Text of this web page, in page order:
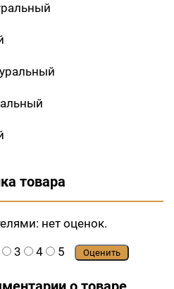
товара
нет оценок.
3 4 5 Оценить